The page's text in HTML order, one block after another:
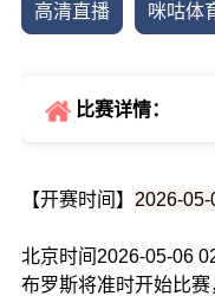
高清直播 咪咕体
比赛详情：
【开赛时间】 2026-
北京时间2026-05-06
布罗斯将准时开始比